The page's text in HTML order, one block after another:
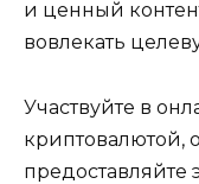
и ценный
вовлекать
Участвуйте в
криптовалютой,